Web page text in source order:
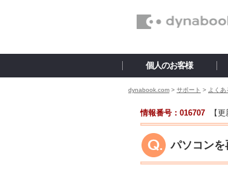
個人のお客様
dynabook.com > サポート > よく
情報番号：016707 【
パソコン